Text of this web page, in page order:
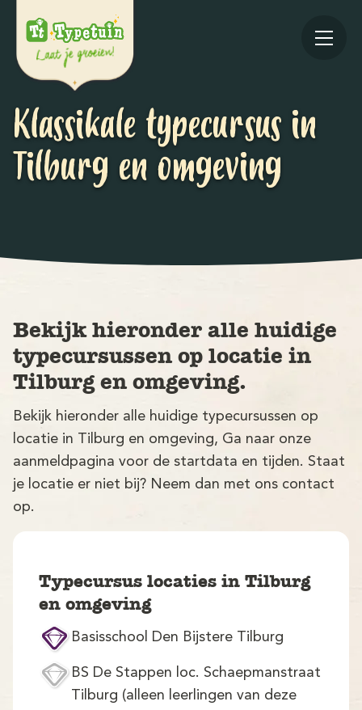
Klassikale typecursus in
Tilburg en omgeving
Bekijk hieronder alle huidige
typecursussen op locatie in
Tilburg en omgeving.
Bekijk hieronder alle huidige typecursussen op
locatie in Tilburg en omgeving, Ga naar onze
aanmeldpagina voor de startdata en tijden. Staat
je locatie er niet bij? Neem dan met ons contact
op.
Typecursus locaties in Tilburg
en omgeving
Basisschool Den Bijstere Tilburg
BS De Stappen loc. Schaepmanstraat
Tilburg (alleen leerlingen van deze